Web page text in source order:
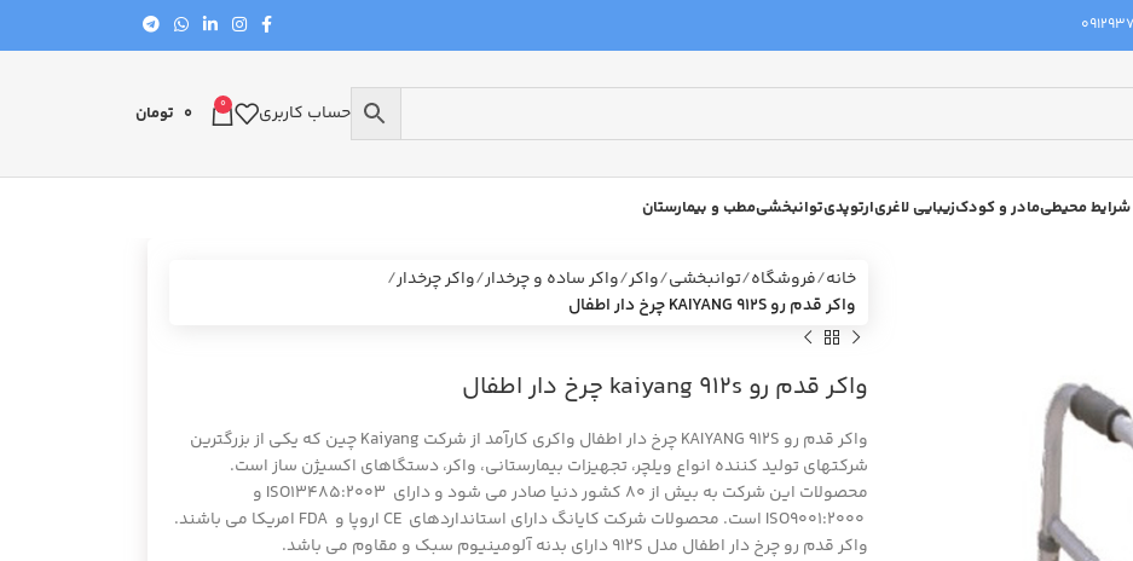
حساب کاربری 0
0 تومان
شرایط محیطیمادر و کودکزیبایی لاغریارتوپدیتوانبخشیمطب و بیمارستان
خانه فروشگاه توانبخشی واکر واکر ساده و چرخدار واکر چرخدار
واکر قدم رو KAIYANG 912S چرخ دار اطفال
واکر قدم رو kaiyang 912s چرخ دار اطفال
واکر قدم رو KAIYANG 912S چرخ دار اطفال واکری کارآمد از شرکت Kaiyang چین که یکی از بزرگترین
شرکتهای تولید کننده انواع ویلچر، تجهیزات بیمارستانی، واکر، دستگاهای اکسیژن ساز است.
محصولات این شرکت به بیش از 80 کشور دنیا صادر می شود و دارای ISO13485:2003 و
ISO9001:2000 است. محصولات شرکت کایانگ دارای استانداردهای CE اروپا و FDA امریکا می باشند.
واکر قدم رو چرخ دار اطفال مدل 912S دارای بدنه آلومینیوم سبک و مقاوم می باشد.